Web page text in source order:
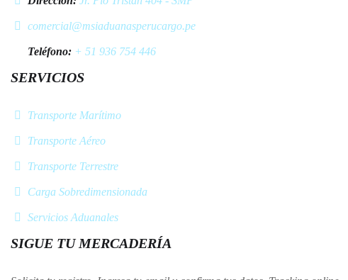
comercial@msiaduanasperucargo.pe
Teléfono: + 51 936 754 446
SERVICIOS
Transporte Marítimo
Transporte Aéreo
Transporte Terrestre
Carga Sobredimensionada
Servicios Aduanales
SIGUE TU MERCADERÍA